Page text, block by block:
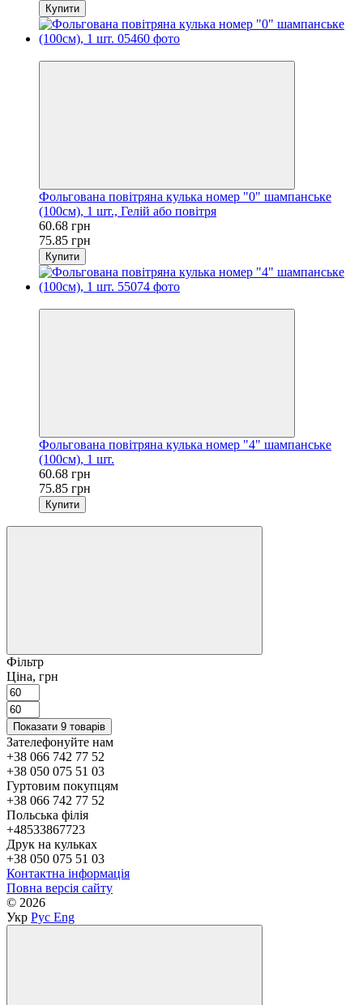
Купити
Фольгована повітряна кулька номер "0" шампанське
(100см), 1 шт., Гелій або повітря
60.68 грн
75.85 грн
Купити
Фольгована повітряна кулька номер "4" шампанське
(100см), 1 шт.
60.68 грн
75.85 грн
Купити
Фільтр
Ціна, грн
Показати 9 товарів
Зателефонуйте нам
+38 066 742 77 52
+38 050 075 51 03
Гуртовим покупцям
+38 066 742 77 52
Польська філія
+48533867723
Друк на кульках
+38 050 075 51 03
Контактна інформація
Повна версія сайту
© 2026
Укр Рус Eng